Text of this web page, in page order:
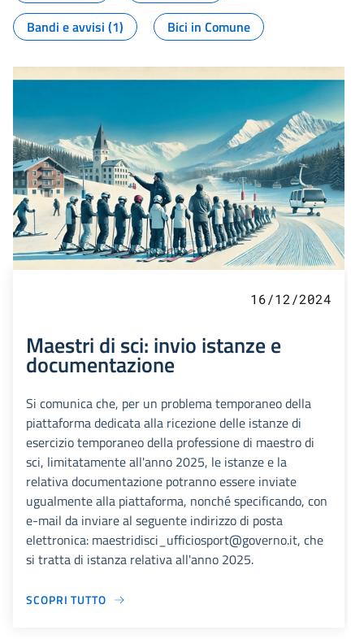
Bandi e avvisi (1)
Bici in Comune
16/12/2024
Maestri di sci: invio istanze e
documentazione
Si comunica che, per un problema temporaneo della
piattaforma dedicata alla ricezione delle istanze di
esercizio temporaneo della professione di maestro di
sci, limitatamente all'anno 2025, le istanze e la
relativa documentazione potranno essere inviate
ugualmente alla piattaforma, nonché specificando, con
e-mail da inviare al seguente indirizzo di posta
elettronica: maestridisci_ufficiosport@governo.it, che
si tratta di istanza relativa all'anno 2025.
SCOPRI TUTTO